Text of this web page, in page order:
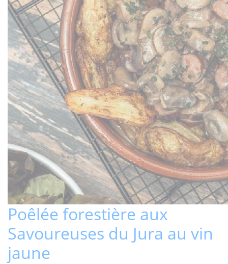
Poêlée forestière aux
Savoureuses du Jura au vin
jaune